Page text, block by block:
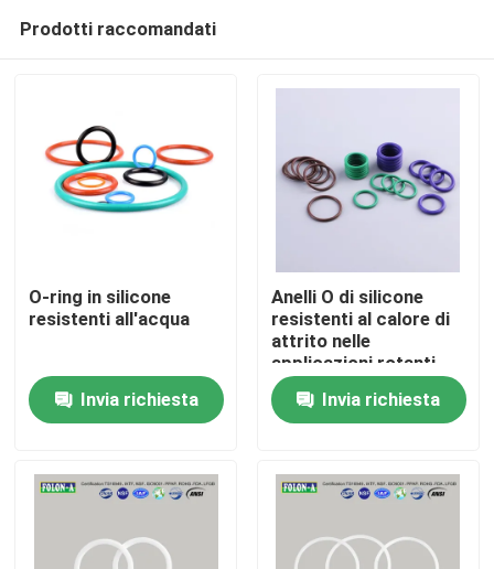
Casa
Prodotti
Prodotti raccomandati
O-ring in silicone
resistenti all'acqua
Invia richiesta
Anelli O di silicone
resistenti al calore di
attrito nelle
applicazioni rotanti
Invia richiesta